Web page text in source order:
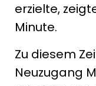
erzielte,
Minute.
Zu diesem
Neuzugang